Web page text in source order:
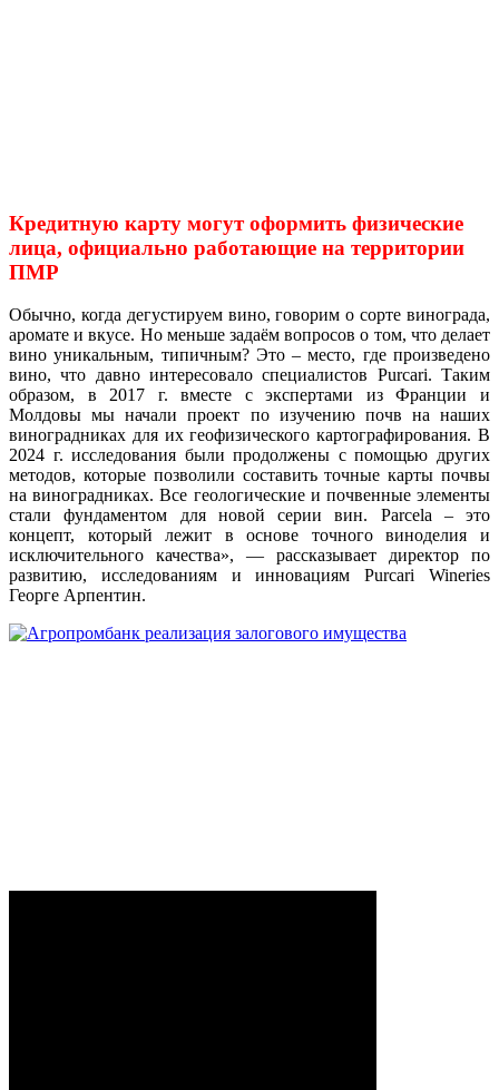
Кредитную карту могут оформить физические
лица, официально работающие на территории
ПМР
Обычно, когда дегустируем вино, говорим о сорте винограда,
аромате и вкусе. Но меньше задаём вопросов о том, что делает
вино уникальным, типичным? Это – место, где произведено
вино, что давно интересовало специалистов Purcari. Таким
образом, в 2017 г. вместе с экспертами из Франции и
Молдовы мы начали проект по изучению почв на наших
виноградниках для их геофизического картографирования. В
2024 г. исследования были продолжены с помощью других
методов, которые позволили составить точные карты почвы
на виноградниках. Все геологические и почвенные элементы
стали фундаментом для новой серии вин. Parcela – это
концепт, который лежит в основе точного виноделия и
исключительного качества», — рассказывает директор по
развитию, исследованиям и инновациям Purcari Wineries
Георге Арпентин.